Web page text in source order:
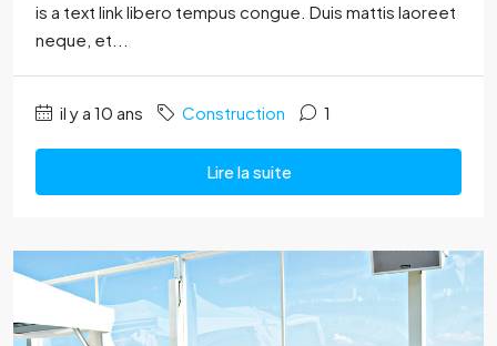
is a text link libero tempus congue. Duis mattis laoreet
neque, et...
il y a 10 ans Construction 1
Lire la suite